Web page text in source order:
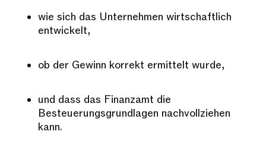
wie sich das Unternehmen wirtschaftlich
entwickelt,
ob der Gewinn korrekt ermittelt wurde,
und dass das Finanzamt die
Besteuerungsgrundlagen nachvollziehen
kann.